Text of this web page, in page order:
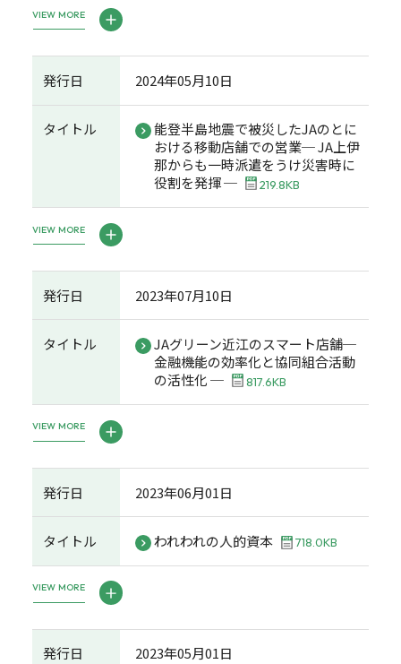
VIEW MORE
発行日 2024年05月10日
タイトル
能登半島地震で被災したJAのとに
おける移動店舗での営業─ JA上伊
那からも一時派遣をうけ災害時に
役割を発揮 ─
219.8KB
VIEW MORE
発行日 2023年07月10日
タイトル
JAグリーン近江のスマート店舗─
金融機能の効率化と協同組合活動
の活性化 ─
817.6KB
VIEW MORE
発行日 2023年06月01日
タイトル われわれの人的資本 718.0KB
VIEW MORE
発行日 2023年05月01日